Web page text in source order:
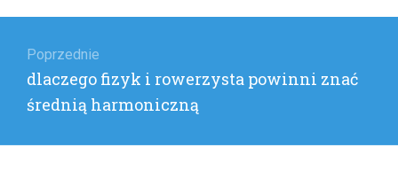
wpisu
Poprzednie
Poprzedni
wpis:
dlaczego fizyk i rowerzysta powinni znać
średnią harmoniczną